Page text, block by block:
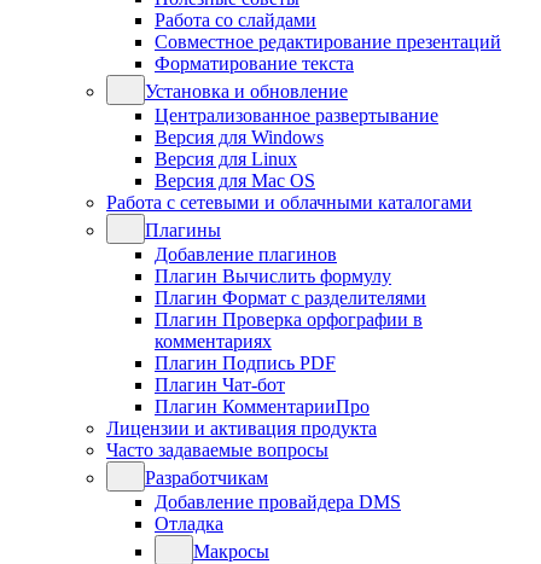
Работа со слайдами
Совместное редактирование презентаций
Форматирование текста
Установка и обновление
Централизованное развертывание
Версия для Windows
Версия для Linux
Версия для Mac OS
Работа с сетевыми и облачными каталогами
Плагины
Добавление плагинов
Плагин Вычислить формулу
Плагин Формат с разделителями
Плагин Проверка орфографии в
комментариях
Плагин Подпись PDF
Плагин Чат-бот
Плагин КомментарииПро
Лицензии и активация продукта
Часто задаваемые вопросы
Разработчикам
Добавление провайдера DMS
Отладка
Макросы